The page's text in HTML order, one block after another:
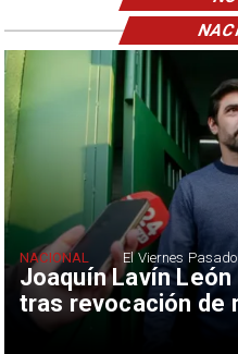
Joaquín Lavín
tras revocación de
NACIONAL El Viernes